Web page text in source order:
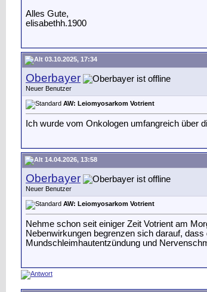
Alles Gute,
elisabethh.1900
03.10.2025, 17:34
Oberbayer
Neuer Benutzer
AW: Leiomyosarkom Votrient
Ich wurde vom Onkologen umfangreich über
14.04.2026, 13:58
Oberbayer
Neuer Benutzer
AW: Leiomyosarkom Votrient
Nehme schon seit einiger Zeit Votrient am
Nebenwirkungen begrenzen sich darauf,
Mundschleimhautentzündung und